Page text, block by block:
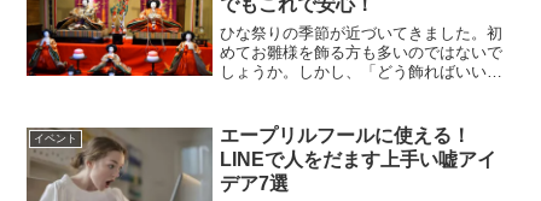
でもこれで安心！
ひな祭りの季節が近づいてきました。初
めてお雛様を飾る方も多いのではないで
しょうか。しかし、「どう飾ればいいの
心してお雛様を飾ることができるよう
に、飾り方をわかりやすく解説します。
イベント
エープリルフールに使える！
LINEで人をだます上手い嘘アイ
デア7選